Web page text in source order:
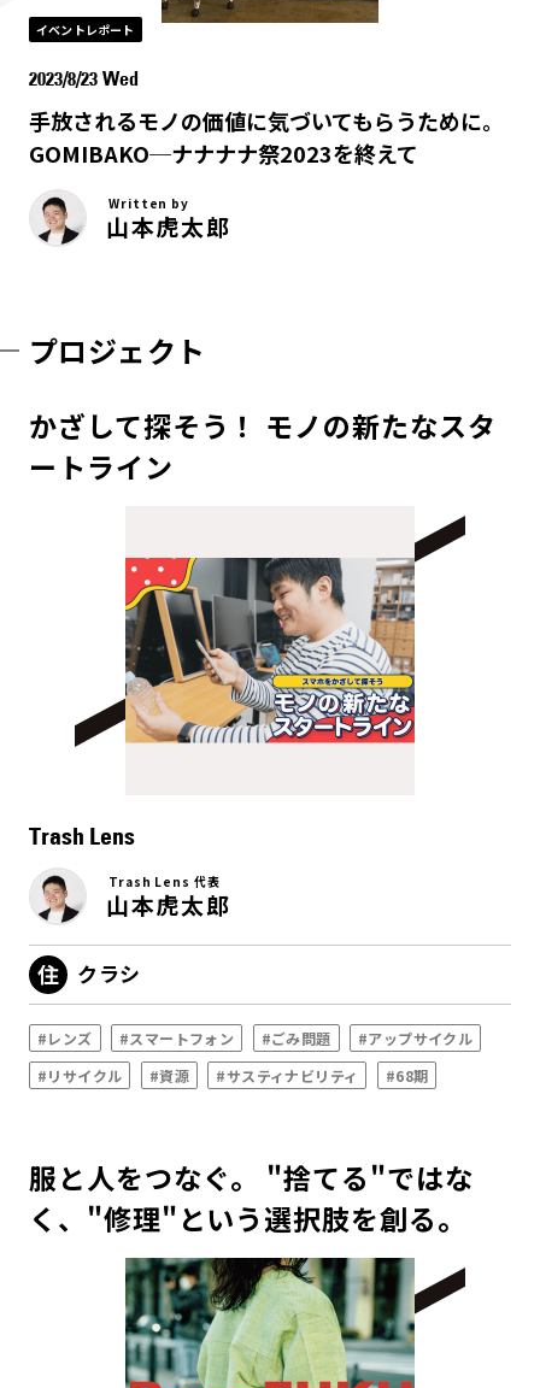
イベントレポート
2023/8/23 Wed
手放されるモノの価値に気づいてもらうために。
GOMIBAKO─ナナナナ祭2023を終えて
Written by
山本虎太郎
プロジェクト
かざして探そう！ モノの新たなスタ
ートライン
Trash Lens
Trash Lens 代表
山本虎太郎
クラシ
#レンズ #スマートフォン #ごみ問題
#アップサイクル
#リサイクル
#資源 #サスティナビリティ #68期
服と人をつなぐ。 "捨てる"ではな
く、"修理"という選択肢を創る。